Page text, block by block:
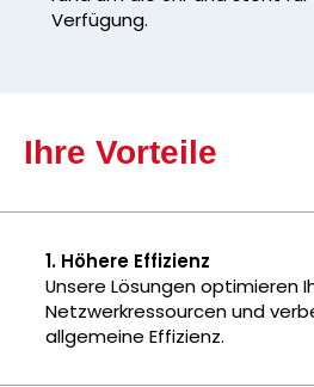
Verfügung.
Ihre Vorteile
1. Höhere Effizienz
Unsere Lösungen optimieren
Netzwerkressourcen und
allgemeine Effizienz.